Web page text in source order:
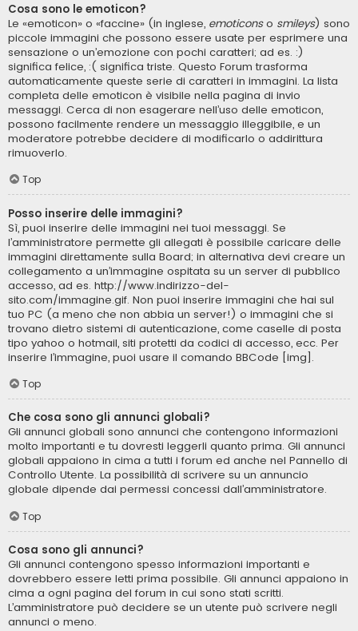
Cosa sono le emoticon?
Le «emoticon» o «faccine» (in inglese, emoticonso smileys) sono
piccole immagini che possono essere usate per esprimere una
sensazione o un’emozione con pochi caratteri; ad es. :)
significa felice, :( significa triste. Questo Forum trasforma
automaticamente queste serie di caratteri in immagini. La lista
completa delle emoticon è visibile nella pagina di invio
messaggi. Cerca di non esagerare nell’uso delle emoticon,
possono facilmente rendere un messaggio illeggibile, e un
moderatore potrebbe decidere di modificarlo o addirittura
rimuoverlo.
Top
Posso inserire delle immagini?
Sì, puoi inserire delle immagini nei tuoi messaggi. Se
l’amministratore permette gli allegati è possibile caricare delle
immagini direttamente sulla Board; in alternativa devi creare un
collegamento a un’immagine ospitata su un server di pubblico
accesso, ad es. http://www.indirizzo-del-
sito.com/immagine.gif. Non puoi inserire immagini che hai sul
tuo PC (a meno che non abbia un server!) o immagini che si
trovano dietro sistemi di autenticazione, come caselle di posta
tipo yahoo o hotmail, siti protetti da codici di accesso, ecc. Per
inserire l’immagine, puoi usare il comando BBCode [img].
Top
Che cosa sono gli annunci globali?
Gli annunci globali sono annunci che contengono informazioni
molto importanti e tu dovresti leggerli quanto prima. Gli annunci
globali appaiono in cima a tutti i forum ed anche nel Pannello di
Controllo Utente. La possibilità di scrivere su un annuncio
globale dipende dai permessi concessi dall’amministratore.
Top
Cosa sono gli annunci?
Gli annunci contengono spesso informazioni importanti e
dovrebbero essere letti prima possibile. Gli annunci appaiono in
cima a ogni pagina del forum in cui sono stati scritti.
L’amministratore può decidere se un utente può scrivere negli
annunci o meno.